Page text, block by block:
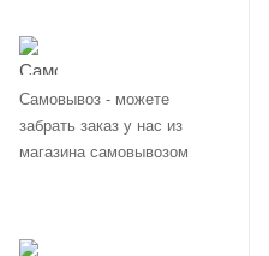
Самовывоз - можете
забрать заказ у нас из
магазина самовывозом